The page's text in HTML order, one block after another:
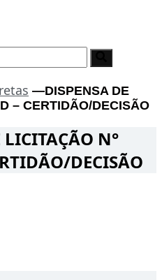
—DISPENSA DE
– CERTIDÃO/DECISÃO
LICITAÇÃO N°
DECISÃO